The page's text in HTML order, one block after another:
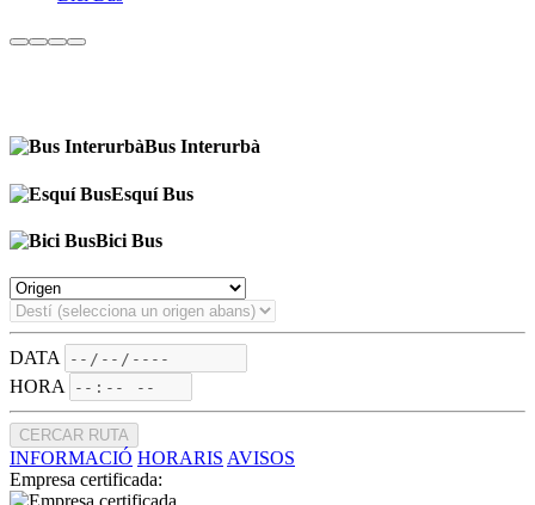
Bus Interurbà
Esquí Bus
Bici Bus
DATA
HORA
CERCAR RUTA
INFORMACIÓ HORARIS AVISOS
Empresa certificada: